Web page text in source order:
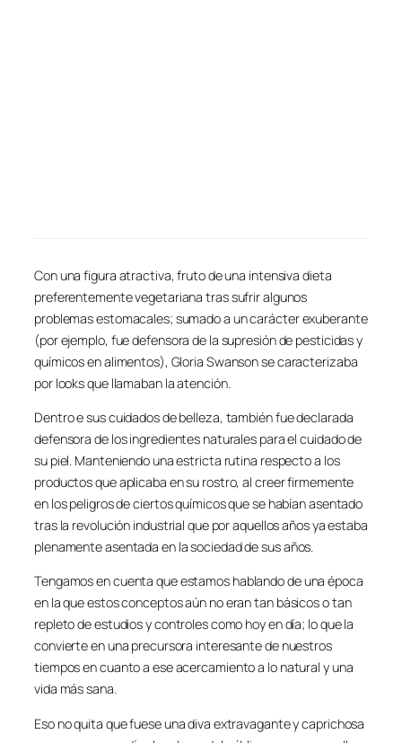
Con una figura atractiva, fruto de una intensiva dieta
preferentemente vegetariana tras sufrir algunos
problemas estomacales; sumado a un carácter exuberante
(por ejemplo, fue defensora de la supresión de pesticidas y
químicos en alimentos), Gloria Swanson se caracterizaba
por looks que llamaban la atención.
Dentro e sus cuidados de belleza, también fue declarada
defensora de los ingredientes naturales para el cuidado de
su piel. Manteniendo una estricta rutina respecto a los
productos que aplicaba en su rostro, al creer firmemente
en los peligros de ciertos químicos que se habían asentado
tras la revolución industrial que por aquellos años ya estaba
plenamente asentada en la sociedad de sus años.
Tengamos en cuenta que estamos hablando de una época
en la que estos conceptos aún no eran tan básicos o tan
repleto de estudios y controles como hoy en día; lo que la
convierte en una precursora interesante de nuestros
tiempos en cuanto a ese acercamiento a lo natural y una
vida más sana.
Eso no quita que fuese una diva extravagante y caprichosa